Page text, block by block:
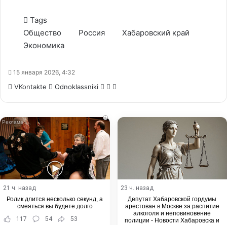
Tags
Общество
Россия
Хабаровский край
Экономика
15 января 2026, 4:32
VKontakte Odnoklassniki WhatsApp
Telegram
i
21 ч. назад
Ролик длится несколько секунд, а
смеяться вы будете долго
117
54 53
23 ч. назад
Депутат Хабаровской гордумы
арестован в Москве за распитие
алкоголя и неповиновение
полиции - Новости Хабаровска и